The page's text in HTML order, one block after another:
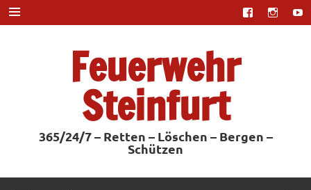
Zum
Inhalt
springen
Feuerwehr
Steinfurt
365/24/7 – Retten – Löschen – Bergen –
Schützen